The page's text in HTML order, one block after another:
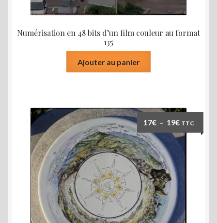
Numérisation en 48 bits d’un film couleur au format
135
Ajouter au panier
17€ – 19€Plage
de
prix :
TTC